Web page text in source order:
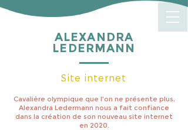
ALEXANDRA
LEDERMANN
Site internet
Cavalière olympique que l'on ne présente plus,
Alexandra Ledermann nous a fait confiance
dans la création de son nouveau site internet
en 2020.